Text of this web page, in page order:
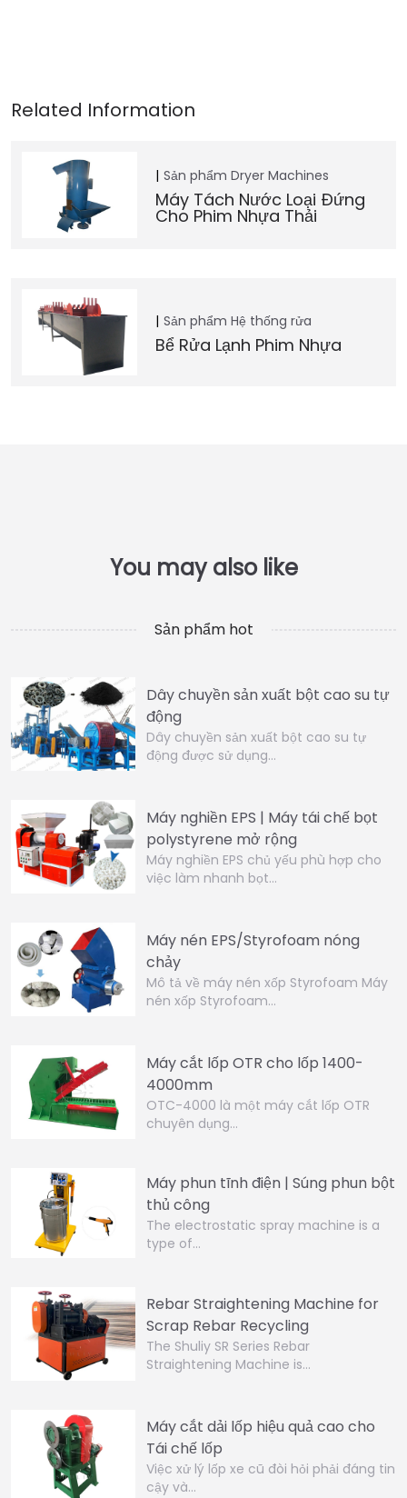
Sản phẩm Dryer Machines
Máy Tách Nước Loại Đứng
Cho Phim Nhựa Thải
Sản phẩm Hệ thống rửa
Bể Rửa Lạnh Phim Nhựa
Sản phẩm hot
Dây chuyền sản xuất bột cao su tự
động
Dây chuyền sản xuất bột cao su tự
động được sử dụng…
Máy nghiền EPS | Máy tái chế bọt
polystyrene mở rộng
Máy nghiền EPS chủ yếu phù hợp cho
việc làm nhanh bọt…
Máy nén EPS/Styrofoam nóng
chảy
Mô tả về máy nén xốp Styrofoam Máy
nén xốp Styrofoam…
Máy cắt lốp OTR cho lốp 1400-
4000mm
OTC-4000 là một máy cắt lốp OTR
chuyên dụng…
Máy phun tĩnh điện | Súng phun bột
thủ công
The electrostatic spray machine is a
type of…
Rebar Straightening Machine for
Scrap Rebar Recycling
The Shuliy SR Series Rebar
Straightening Machine is…
Máy cắt dải lốp hiệu quả cao cho
Tái chế lốp
Việc xử lý lốp xe cũ đòi hỏi phải đáng tin
cậy và…